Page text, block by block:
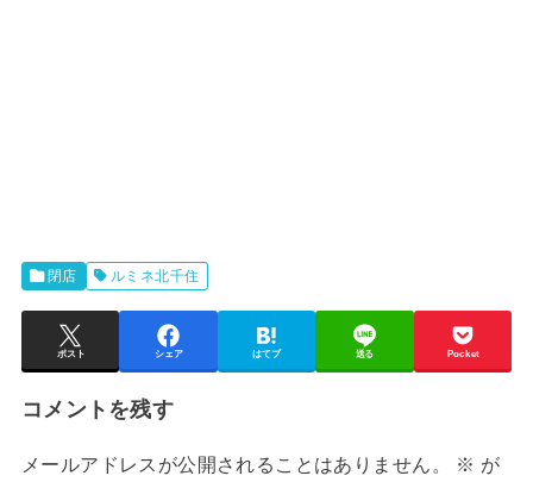
閉店 ルミネ北千住
ポスト シェア はてブ 送る Pocket
コメントを残す
メールアドレスが公開されることはありません。 ※ が